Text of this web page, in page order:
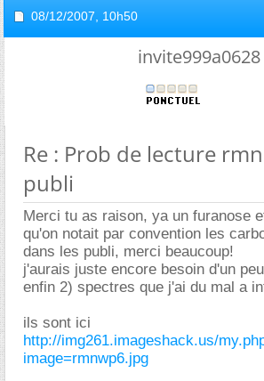
08/12/2007, 10h50
invite999a0628
Re : Prob de lecture
publi
Merci tu as raison, ya un furanose
qu'on notait par convention les
dans les publi, merci beaucoup!
j'aurais juste encore besoin d'un
enfin 2) spectres que j'ai du mal a
ils sont ici
http://img261.imageshack.us/
image=rmnwp6.jpg